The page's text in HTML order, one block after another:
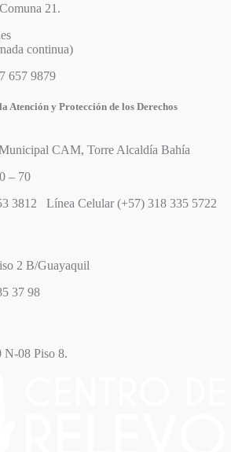
21.
continua)
657 9879
Atención y Protección de los Derechos
CAM, Torre Alcaldía Bahía
– 70
3812 Línea Celular (+57) 318 335 5722
2 B/Guayaquil
37 98
N-08 Piso 8.